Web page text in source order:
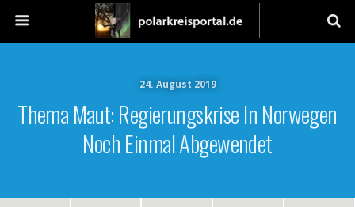
24. August 2019
Thema Maut: Regierungskrise In Norwegen
Noch Einmal Abgewendet